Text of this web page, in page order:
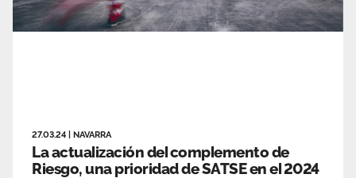
27.03.24 NAVARRA
La actualización del complemento de
Riesgo, una prioridad de SATSE en el 2024